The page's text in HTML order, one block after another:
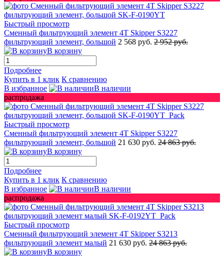
Быстрый просмотр
Сменный фильтрующий элемент 4T Skipper S3227
фильтрующий элемент, большой 2 568 руб. 2 952 руб.
В корзину
Подробнее
Купить в 1 клик К сравнению
В избранное
В наличии
распродажа
Быстрый просмотр
Сменный фильтрующий элемент 4T Skipper S3227
фильтрующий элемент, большой 21 630 руб. 24 863 руб.
В корзину
Подробнее
Купить в 1 клик К сравнению
В избранное
В наличии
распродажа
Быстрый просмотр
Сменный фильтрующий элемент 4T Skipper S3213
фильтрующий элемент малый 21 630 руб. 24 863 руб.
В корзину